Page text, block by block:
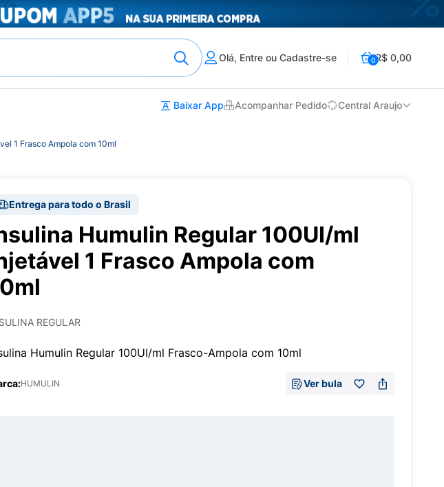
Olá, Entre ou Cadastre-se 0R$ 0,00
Baixar App Acompanhar Pedido Central Araujo
1 Frasco Ampola com 10ml
Entrega para todo o Brasil
Humulin Regular 100UI/ml
1 Frasco Ampola com
REGULAR
Humulin Regular 100UI/ml Frasco-Ampola com 10ml
HUMULIN Ver bula